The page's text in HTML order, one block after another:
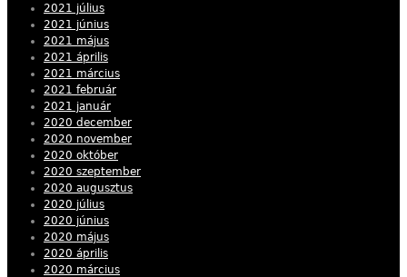
2021 július
2021 június
2021 május
2021 április
2021 március
2021 február
2021 január
2020 december
2020 november
2020 október
2020 szeptember
2020 augusztus
2020 július
2020 június
2020 május
2020 április
2020 március